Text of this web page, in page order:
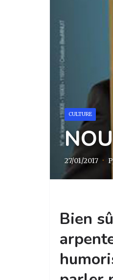
CULTURE
27/01/2017 ·
Bien